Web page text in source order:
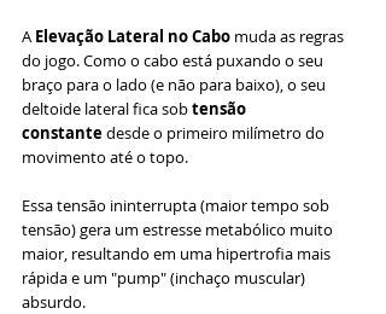
A Elevação Lateral no Cabo muda as regras
do jogo. Como o cabo está puxando o seu
braço para o lado (e não para baixo), o seu
deltoide lateral fica sob tensão
constante desde o primeiro milímetro do
movimento até o topo.
Essa tensão ininterrupta (maior tempo sob
tensão) gera um estresse metabólico muito
maior, resultando em uma hipertrofia mais
rápida e um "pump" (inchaço muscular)
absurdo.